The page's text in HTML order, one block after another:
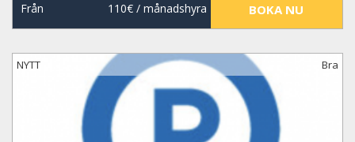
Från 110€/ månadshyra BOKA NU
NYTT Bra